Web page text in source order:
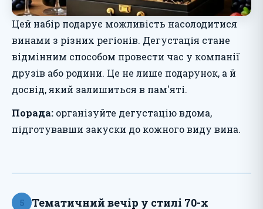
Цей набір подарує можливість насолодитися
винами з різних регіонів. Дегустація стане
відмінним способом провести час у компанії
друзів або родини. Це не лише подарунок, а й
досвід, який залишиться в пам'яті.
Порада: організуйте дегустацію вдома,
підготувавши закуски до кожного виду вина.
5 Тематичний вечір у стилі 70-х